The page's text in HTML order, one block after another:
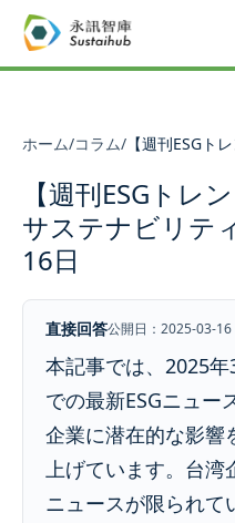
メインコンテンツへスキップ
ホーム/コラム/
【週刊ESGトレ
サステナビリテ
16日
直接回答公開日：2025-03-16
本記事では、2025
での最新ESGニュー
企業に潜在的な影響
上げています。台湾
ニュースが限られて